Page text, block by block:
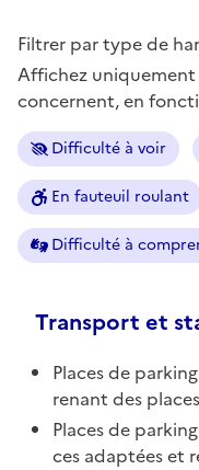
Filtrer par type de
Affichez uniquement
concernent, en
Difficulté à voir
En fauteuil roulant
Difficulté à
Transport et
Places de
renant des
Places de
ces adaptées et